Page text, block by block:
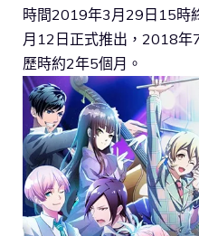
時間2019年3月29日15時
月12日正式推出，2018年
歷時約2年5個月。